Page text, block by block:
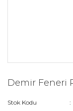
Demir Feneri
Stok Kodu